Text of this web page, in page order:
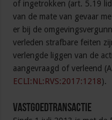
of ingetrokken (art. 5.19
van de mate van gevaar
er bij de
verleden strafbare feiten
verlengde liggen van de
aangevraagd of verleend
ECLI:NL:RVS:2017:1218).
Vastgoedtransactie